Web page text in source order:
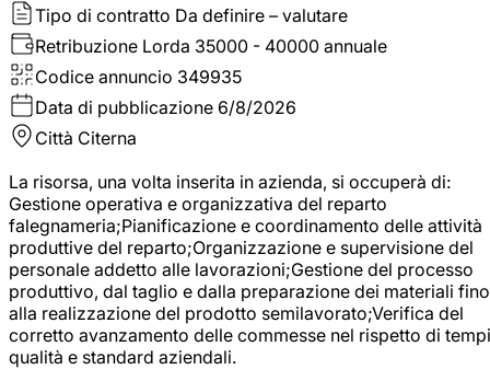
Tipo di contratto Da definire – valutare
Retribuzione Lorda 35000 - 40000 annuale
Codice annuncio 349935
Data di pubblicazione 6/8/2026
Città Citerna
La risorsa, una volta inserita in azienda, si occuperà di:
Gestione operativa e organizzativa del reparto
falegnameria;Pianificazione e coordinamento delle attività
produttive del reparto;Organizzazione e supervisione del
personale addetto alle lavorazioni;Gestione del processo
produttivo, dal taglio e dalla preparazione dei materiali fino
alla realizzazione del prodotto semilavorato;Verifica del
corretto avanzamento delle commesse nel rispetto di
qualità e standard aziendali.